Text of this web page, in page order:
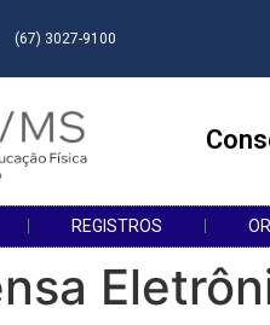
(67) 3027-9100
REGISTROS